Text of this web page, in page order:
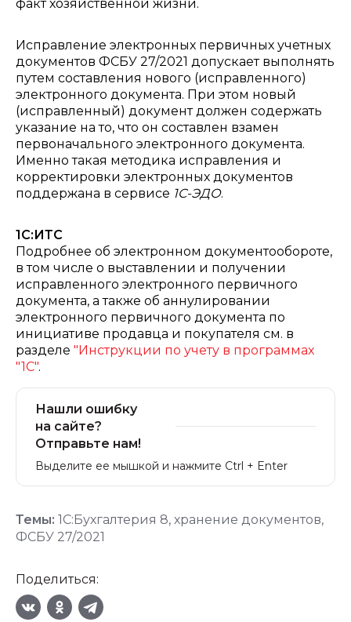
факт хозяйственной жизни.
Исправление электронных первичных учетных
документов ФСБУ 27/2021 допускает выполнять
путем составления нового (исправленного)
электронного документа. При этом новый
(исправленный) документ должен содержать
указание на то, что он составлен взамен
первоначального электронного документа.
Именно такая методика исправления и
корректировки электронных документов
поддержана в сервисе 1С-ЭДО.
1С:ИТС
Подробнее об электронном документообороте,
в том числе о выставлении и получении
исправленного электронного первичного
документа, а также об аннулировании
электронного первичного документа по
инициативе продавца и покупателя см. в
разделе "Инструкции по учету в программах
"1С".
Нашли ошибку
на сайте?
Отправьте нам!
Выделите ее мышкой и нажмите Ctrl + Enter
Темы: 1С:Бухгалтерия 8, хранение документов,
ФСБУ 27/2021
Поделиться: